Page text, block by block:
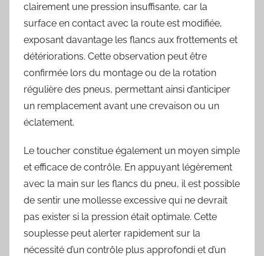
clairement une pression insuffisante, car la
surface en contact avec la route est modifiée,
exposant davantage les flancs aux frottements et
détériorations. Cette observation peut être
confirmée lors du montage ou de la rotation
régulière des pneus, permettant ainsi d’anticiper
un remplacement avant une crevaison ou un
éclatement.
Le toucher constitue également un moyen simple
et efficace de contrôle. En appuyant légèrement
avec la main sur les flancs du pneu, il est possible
de sentir une mollesse excessive qui ne devrait
pas exister si la pression était optimale. Cette
souplesse peut alerter rapidement sur la
nécessité d’un contrôle plus approfondi et d’un